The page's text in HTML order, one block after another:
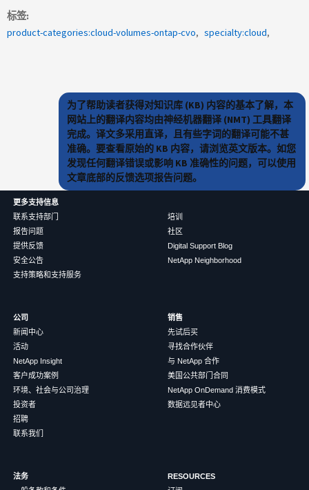
标签
product-categories:cloud-volumes-ontap-cvo
specialty:cloud
为了帮助读者获得对知识库 (KB) 内容的基本了解，本
网站上的翻译内容均由神经机器翻译 (NMT) 工具翻译
完成。译文多采用直译，且有些字词的翻译可能不甚
准确。要查看原始的 KB 内容，请浏览英文版本。如您
发现任何翻译错误或影响 KB 准确性的问题，可以使用
文章底部的反馈选项报告问题。
更多支持信息
联系支持部门
报告问题
提供反馈
安全公告
支持策略和支持服务
培训
社区
Digital Support Blog
NetApp Neighborhood
公司
新闻中心
活动
NetApp Insight
客户成功案例
环境、社会与公司治理
投资者
招聘
联系我们
销售
先试后买
寻找合作伙伴
与 NetApp 合作
美国公共部门合同
NetApp OnDemand 消费模式
数据远见者中心
法务
RESOURCES